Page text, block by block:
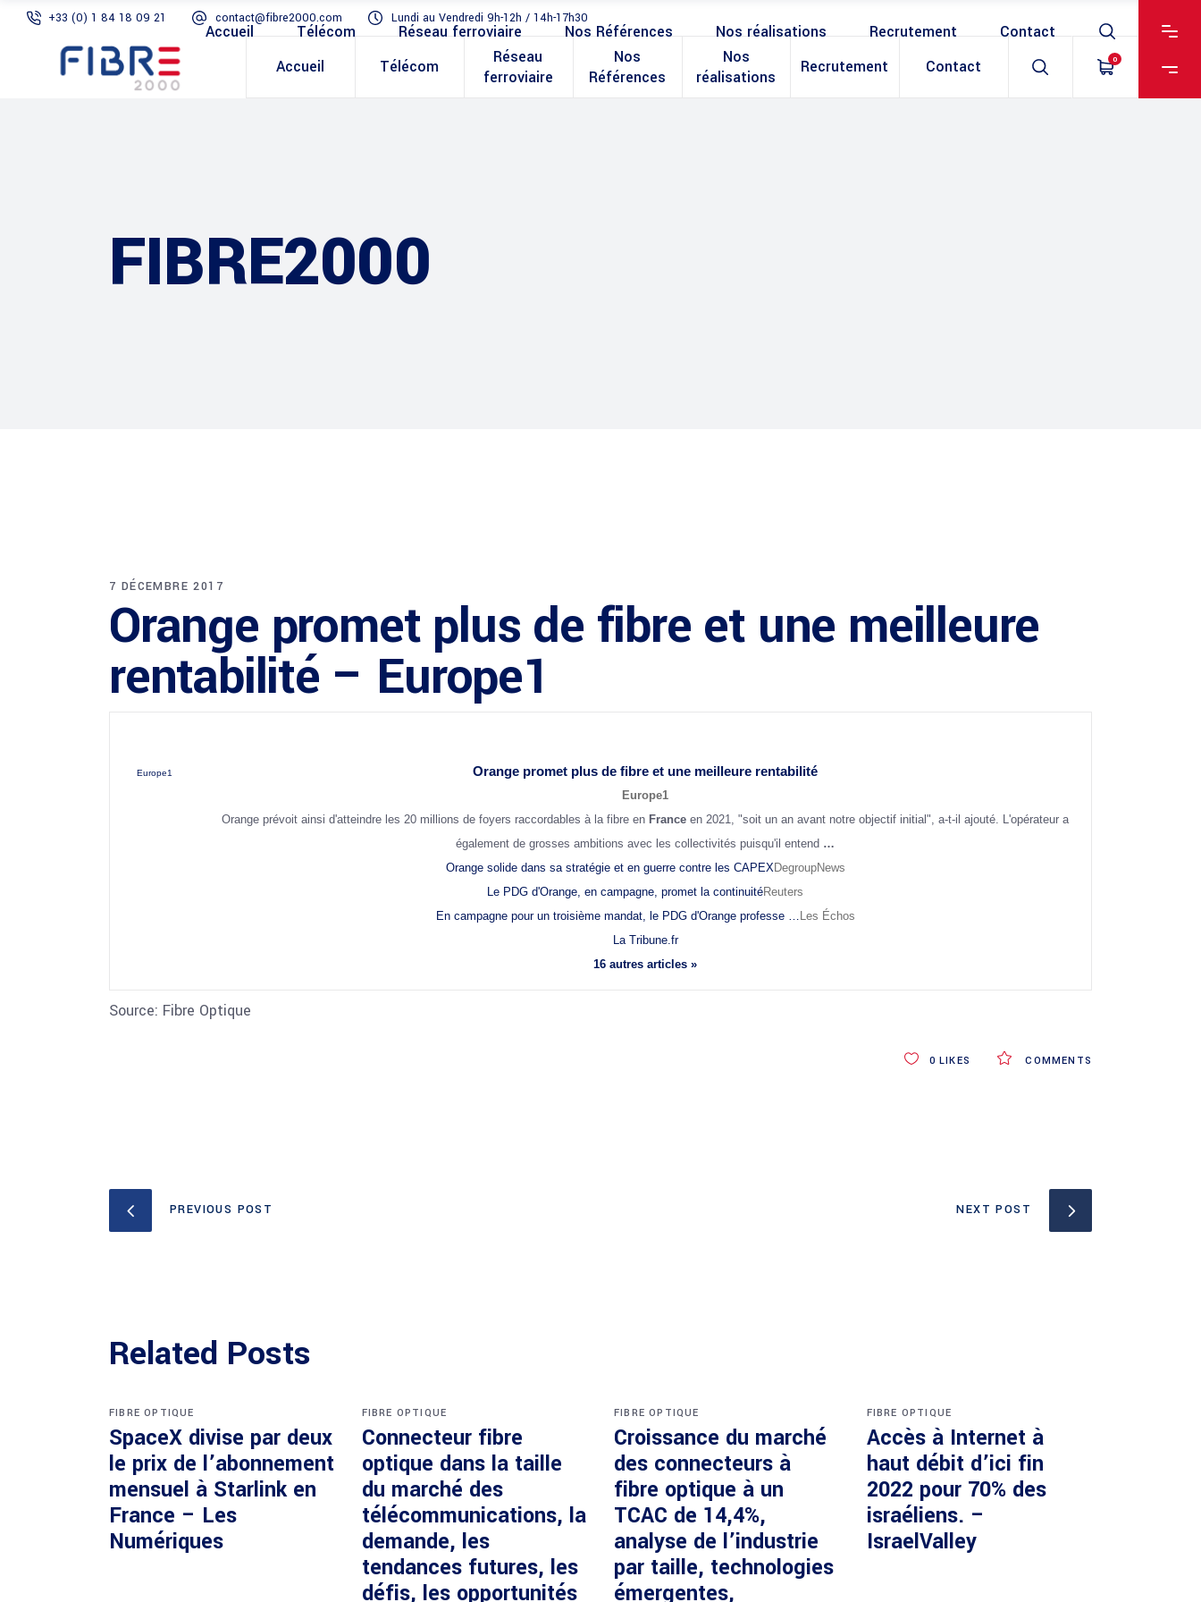
+33 (0) 1 84 18 09 21 contact@fibre2000.com Lundi au Vendredi 9h-12h / 14h-17h30
Accueil Télécom
Réseau
ferroviaire
Nos
Références
Nos
réalisations
Recrutement Contact 0
Accueil Télécom Réseau ferroviaire Nos Références Nos réalisations Recrutement Contact
FIBRE2000
7 DÉCEMBRE 2017
Orange promet plus de fibre et une meilleure
rentabilité – Europe1
Europe1 Orange promet plus de fibre et une meilleure rentabilité
Europe1
Orange prévoit ainsi d'atteindre les 20 millions de foyers raccordables à la fibre en France en 2021, "soit un an avant notre objectif initial", a-t-il ajouté. L'opérateur a
également de grosses ambitions avec les collectivités puisqu'il entend …
Orange solide dans sa stratégie et en guerre contre les CAPEXDegroupNews
Le PDG d'Orange, en campagne, promet la continuitéReuters
En campagne pour un troisième mandat, le PDG d'Orange professe … Les Échos
La Tribune.fr
16 autres articles »
Source: Fibre Optique
COMMENTS
0 LIKES
PREVIOUS POST NEXT POST
Related Posts
FIBRE OPTIQUE
SpaceX divise par deux
le prix de l’abonnement
mensuel à Starlink en
France – Les
Numériques
FIBRE OPTIQUE
Connecteur fibre
optique dans la taille
du marché des
télécommunications, la
demande, les
tendances futures, les
défis, les opportunités
FIBRE OPTIQUE
Croissance du marché
des connecteurs à
fibre optique à un
TCAC de 14,4%,
analyse de l’industrie
par taille, technologies
émergentes,
FIBRE OPTIQUE
Accès à Internet à
haut débit d’ici fin
2022 pour 70% des
israéliens. –
IsraelValley